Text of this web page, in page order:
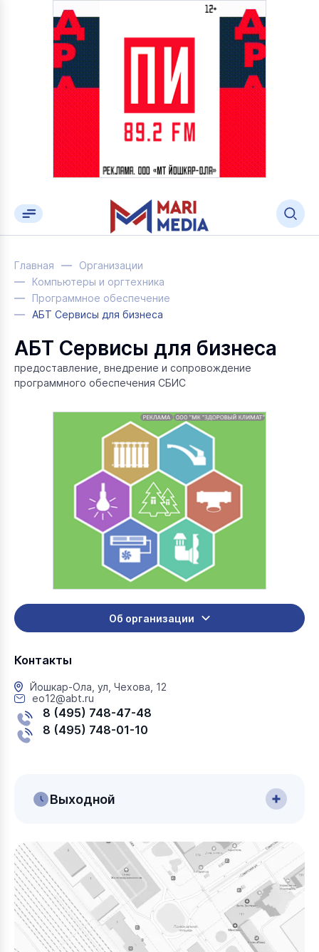
Главная
Организации
Компьютеры и оргтехника
Программное обеспечение
АБТ Сервисы для бизнеса
АБТ Сервисы для бизнеса
предоставление, внедрение и сопровождение
программного обеспечения СБИС
Об организации
Контакты
Йошкар-Ола, ул, Чехова, 12
eo12@abt.ru
8 (495) 748-47-48
8 (495) 748-01-10
Выходной